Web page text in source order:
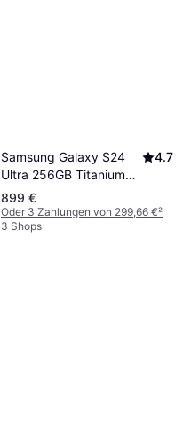
Samsung Galaxy S24
Ultra 256GB Titanium
Black
4.7
899 €
Oder 3 Zahlungen von 299,66 €²
3 Shops